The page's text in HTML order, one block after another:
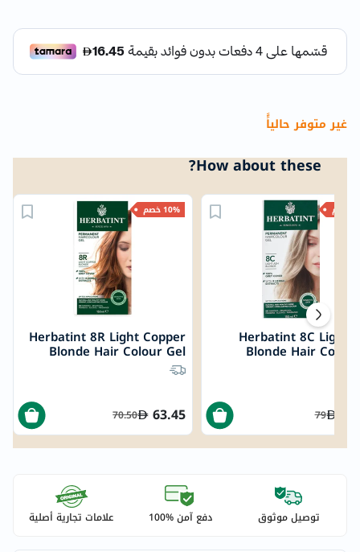
غير متوفر حالياًً
How about these?
10% خصم
Herbatint 8R Light Copper
Blonde Hair Colour Gel
150ml
63.45
70.50
Herbatint 8C Light
Blonde Hair Color
79
توصيل موثوق دفع آمن %100 علامات تجارية أصلية